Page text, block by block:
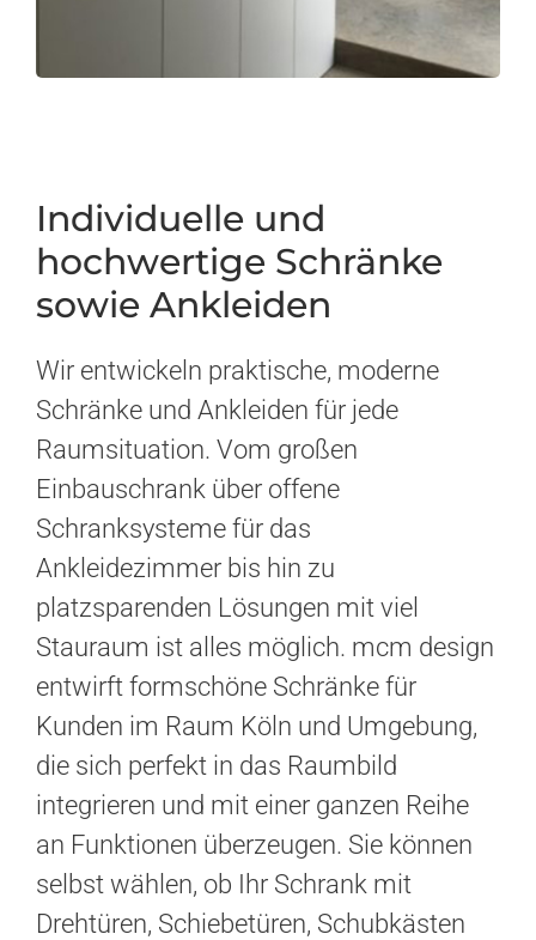
Individuelle und
hochwertige Schränke
sowie Ankleiden
Wir entwickeln praktische, moderne
Schränke und Ankleiden für jede
Raumsituation. Vom großen
Einbauschrank über offene
Schranksysteme für das
Ankleidezimmer bis hin zu
platzsparenden Lösungen mit viel
Stauraum ist alles möglich. mcm design
entwirft formschöne Schränke für
Kunden im Raum Köln und Umgebung,
die sich perfekt in das Raumbild
integrieren und mit einer ganzen Reihe
an Funktionen überzeugen. Sie können
selbst wählen, ob Ihr Schrank mit
Drehtüren, Schiebetüren, Schubkästen